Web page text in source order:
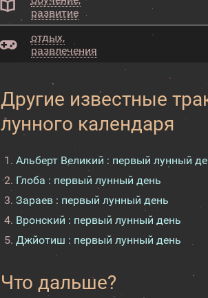
развитие
отдых,
развлечения
Другие известные
лунного календаря
Альберт Великий : первый лунный
Глоба : первый лунный день
Зараев : первый лунный день
Вронский : первый лунный день
Джйотиш : первый лунный день
Что дальше?